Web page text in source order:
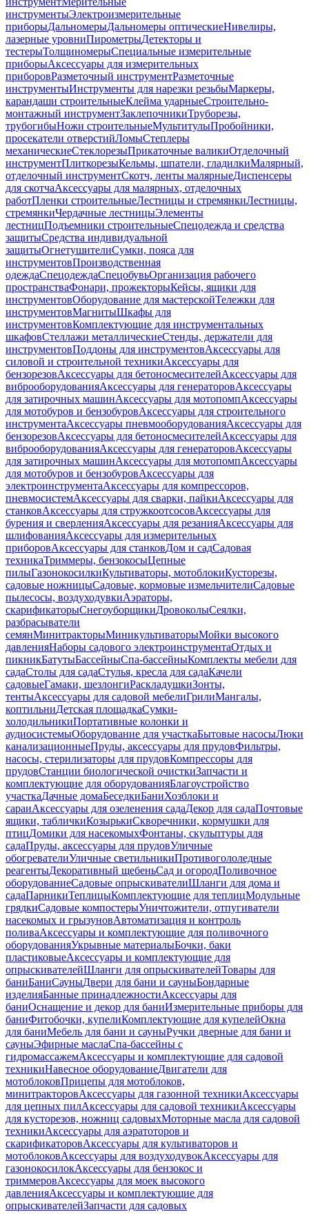
инструментыЭлектроизмерительные
приборыДальномерыДальномеры оптическиеНивелиры,
лазерные уровниПирометрыДетекторы и
тестерыТолщиномерыСпециальные измерительные
приборыАксессуары для измерительных
приборовРазметочный инструментРазметочные
инструментыИнструменты для нарезки резьбыМаркеры,
карандаши строительныеКлейма ударныеСтроительно-
монтажный инструментЗаклепочникиТруборезы,
трубогибыНожи строительныеМультитулыПробойники,
просекатели отверстийЛомыСтеплеры
механическиеСтеклорезыПрикаточные валикиОтделочный
инструментПлиткорезыКельмы, шпатели, гладилкиМалярный,
отделочный инструментСкотч, ленты малярныеДиспенсеры
для скотчаАксессуары для малярных, отделочных
работПленки строительныеЛестницы и стремянкиЛестницы,
стремянкиЧердачные лестницыЭлементы
лестницПодъемники строительныеСпецодежда и средства
защитыСредства индивидуальной
защитыОгнетушителиСумки, пояса для
инструментовПроизводственная
одеждаСпецодеждаСпецобувьОрганизация рабочего
пространстваФонари, прожекторыКейсы, ящики для
инструментовОборудование для мастерскойТележки для
инструментовМагнитыШкафы для
инструментовКомплектующие для инструментальных
шкафовСтеллажи металлическиеСтенды, держатели для
инструментовПоддоны для инструментовАксессуары для
силовой и строительной техникиАксессуары для
бензорезовАксессуары для бетоносмесителейАксессуары для
виброоборудованияАксессуары для генераторовАксессуары
для затирочных машинАксессуары для мотопомпАксессуары
для мотобуров и бензобуровАксессуары для строительного
инструментаАксессуары пневмооборудованияАксессуары для
бензорезовАксессуары для бетоносмесителейАксессуары для
виброоборудованияАксессуары для генераторовАксессуары
для затирочных машинАксессуары для мотопомпАксессуары
для мотобуров и бензобуровАксессуары для
электроинструментаАксессуары для компрессоров,
пневмосистемАксессуары для сварки, пайкиАксессуары для
станковАксессуары для стружкоотсосовАксессуары для
бурения и сверленияАксессуары для резанияАксессуары для
шлифованияАксессуары для измерительных
приборовАксессуары для станковДом и садСадовая
техникаТриммеры, бензокосыЦепные
пилыГазонокосилкиКультиваторы, мотоблокиКусторезы,
садовые ножницыСадовые, кормовые измельчителиСадовые
пылесосы, воздуходувкиАэраторы,
скарификаторыСнегоуборщикиДровоколыСеялки,
разбрасыватели
семянМинитракторыМиникультиваторыМойки высокого
давленияНаборы садового электроинструментаОтдых и
пикникБатутыБассейныСпа-бассейныКомплекты мебели для
садаСтолы для садаСтулья, кресла для садаКачели
садовыеГамаки, шезлонгиРаскладушкиЗонты,
тентыАксессуары для садовой мебелиГрилиМангалы,
коптильниДетская площадкаСумки-
холодильникиПортативные колонки и
аудиосистемыОборудование для участкаБытовые насосыЛюки
канализационныеПруды, аксессуары для прудовФильтры,
насосы, стерилизаторы для прудовКомпрессоры для
прудовСтанции биологической очисткиЗапчасти и
комплектующие для оборудованияБлагоустройство
участкаДачные домаБеседкиБаниХозблоки и
сараиАксессуары для озеленения садаДекор для садаПочтовые
ящики, табличкиКозырькиСкворечники, кормушки для
птицДомики для насекомыхФонтаны, скульптуры для
садаПруды, аксессуары для прудовУличные
обогревателиУличные светильникиПротивогололедные
реагентыДекоративный щебеньСад и огородПоливочное
оборудованиеСадовые опрыскивателиШланги для дома и
садаПарникиТеплицыКомплектующие для теплицМодульные
грядкиСадовые компостерыУничтожители, отпугиватели
насекомых и грызуновАвтоматизация и контроль
поливаАксессуары и комплектующие для поливочного
оборудованияУкрывные материалыБочки, баки
пластиковыеАксессуары и комплектующие для
опрыскивателейШланги для опрыскивателейТовары для
баниБаниСауныДвери для бани и сауныБондарные
изделияБанные принадлежностиАксессуары для
баниОснащение и декор для баниИзмерительные приборы для
баниФитобочки, купелиКомплектующие для купелейОкна
для баниМебель для бани и сауныРучки дверные для бани и
сауныЭфирные маслаСпа-бассейны с
гидромассажемАксессуары и комплектующие для садовой
техникиНавесное оборудованиеДвигатели для
мотоблоковПрицепы для мотоблоков,
минитракторовАксессуары для газонной техникиАксессуары
для цепных пилАксессуары для садовой техникиАксессуары
для кусторезов, ножниц садовыхМоторные масла для садовой
техникиАксессуары для аэратоторов и
скарификаторовАксессуары для культиваторов и
мотоблоковАксессуары для воздуходувокАксессуары для
газонокосилокАксессуары для бензокос и
триммеровАксессуары для моек высокого
давленияАксессуары и комплектующие для
опрыскивателейЗапчасти для садовых